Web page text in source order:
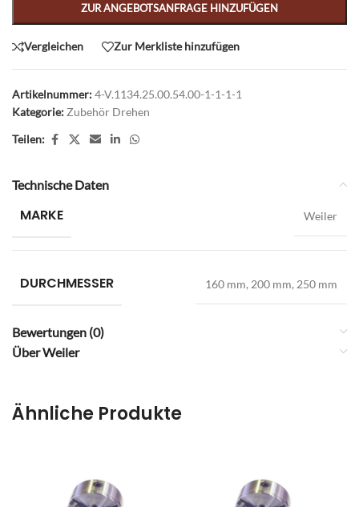
ZUR ANGEBOTSANFRAGE HINZUFÜGEN
Vergleichen Zur Merkliste hinzufügen
Artikelnummer:4-V.1134.25.00.54.00-1-1-1-1
Kategorie: Zubehör Drehen
Teilen:
Technische Daten
MARKE Weiler
DURCHMESSER 160 mm, 200 mm, 250 mm
Bewertungen (0)
Über Weiler
Ähnliche Produkte